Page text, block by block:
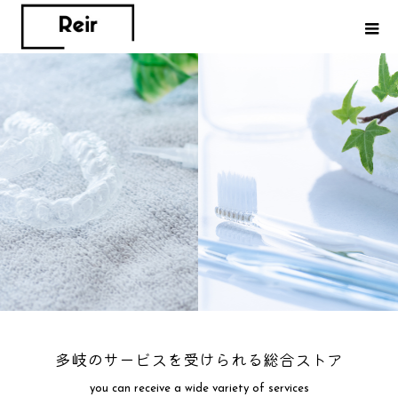
多岐のサービスを受けられる総合ストア
you can receive a wide variety of services